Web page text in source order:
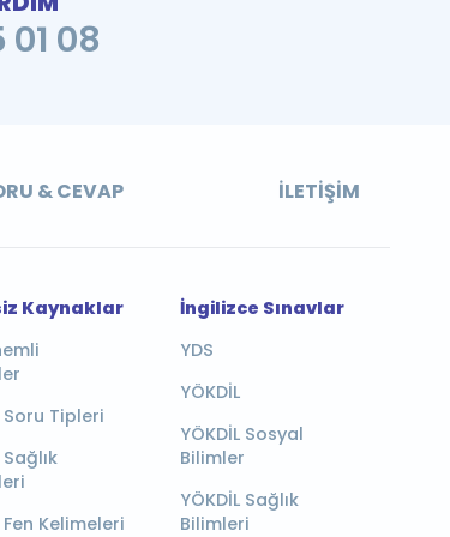
08
& CEVAP İLETIŞIM
Kaynaklar
Soru Tipleri
Sağlık
Fen Kelimeleri
İngilizce Sınavlar
YDS
YÖKDİL
YÖKDİL Sosyal
Bilimler
YÖKDİL Sağlık
Bilimleri